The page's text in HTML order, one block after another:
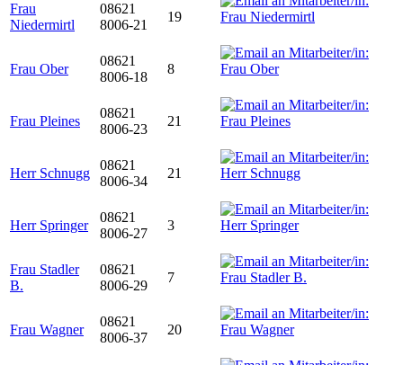
Frau
Niedermirtl
08621
8006-21
19
Frau Ober
08621
8006-18
8
Frau Pleines
08621
8006-23
21
Herr Schnugg
08621
8006-34
21
Herr Springer
08621
8006-27
3
Frau Stadler
B.
08621
8006-29
7
Frau Wagner
08621
8006-37
20